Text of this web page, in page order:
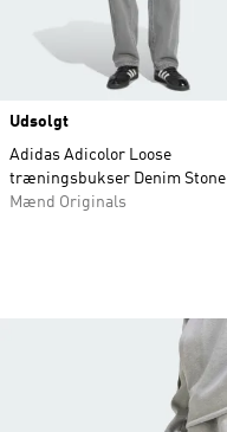
Udsolgt
Adidas Adicolor Loose
træningsbukser Denim Stone
Mænd Originals